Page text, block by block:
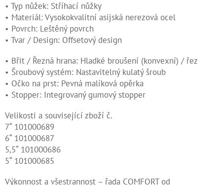
Pomůcky
O
nás
Kontakty
Měna
(CZK)
Přihlášení
• Typ nůžek: Stříhací nůžky
• Materiál: Vysokokvalitní asijská nerezová ocel
• Povrch: Leštěný povrch
• Tvar / Design: Offsetový design
• Břit / Řezná hrana: Hladké broušení (konvexní) / řez
• Šroubový systém: Nastavitelný kulatý šroub
• Očko na prst: Pevná malíková opěrka
• Stopper: Integrovaný gumový stopper
Velikosti a související zboží č.
7“ 101000689
6“ 101000687
5,5“ 101000686
5“ 101000685
Výkonnost a všestrannost – řada COMFORT od